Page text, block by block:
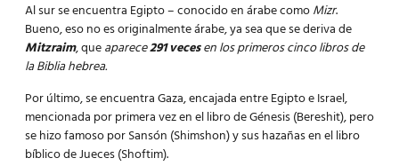
Al sur se encuentra Egipto – conocido en árabe comoMizr.
Bueno, eso no es originalmente árabe, ya sea que se deriva de
Mitzraim, queaparece291 vecesen los primeros cinco libros de
la Biblia hebrea.
Por último, se encuentra Gaza, encajada entre Egipto e Israel,
mencionada por primera vez en el libro de Génesis (Bereshit), pero
se hizo famoso por Sansón (Shimshon) y sus hazañas en el libro
bíblico de Jueces (Shoftim).